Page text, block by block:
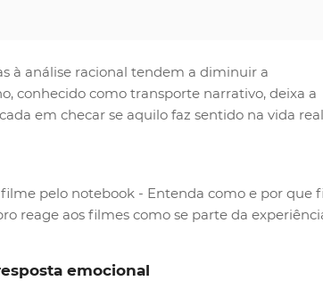
à análise racional tendem a diminuir a
conhecido como transporte narrativo, deixa a
em checar se aquilo faz sentido na vida
reage aos filmes como se parte da
emocional